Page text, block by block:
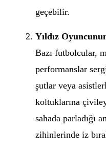
geçebilir.
Yıldız
Bazı futbolcular,
performanslar
şutlar veya
koltuklarına
sahada parladığı
zihinlerinde iz